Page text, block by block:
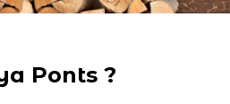
Ponts ?